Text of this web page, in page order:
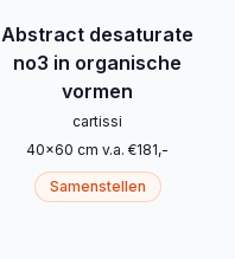
Abstract desaturate
no3 in organische
vormen
cartissi
40x60 cm v.a. €181,-
Samenstellen